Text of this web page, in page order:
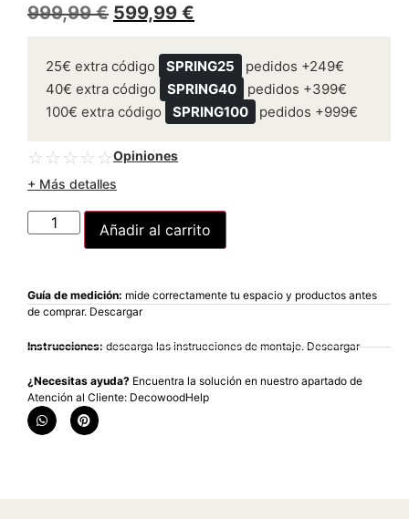
999,99€ 599,99 €
25€ extra código SPRING25
pedidos +249€
40€ extra código
SPRING40
pedidos +399€
100€ extra código
SPRING100 pedidos +999€
☆ ☆ ☆ ☆ ☆Opiniones
+ Más detalles
Añadir al carrito
Guía de medición: mide correctamente tu espacio y productos antes
de comprar. Descargar
Instrucciones:descarga las instrucciones de montaje. Descargar
¿Necesitas ayuda? Encuentra la solución en nuestro apartado de
Atención al Cliente: DecowoodHelp